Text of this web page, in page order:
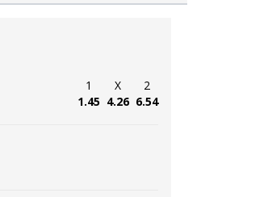
1
1.45
X
4.26
2
6.54